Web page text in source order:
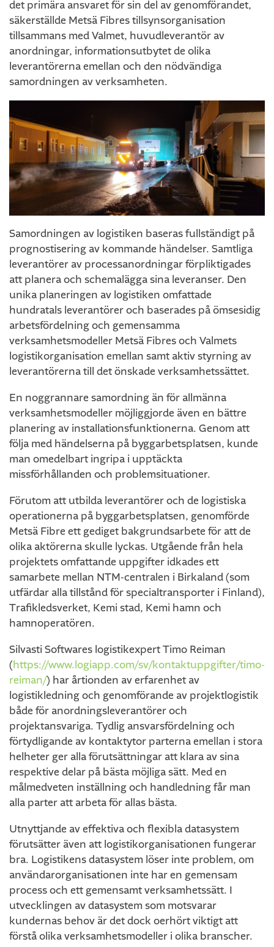
det primära ansvaret för sin del av genomförandet,
säkerställde Metsä Fibres tillsynsorganisation
tillsammans med Valmet, huvudleverantör av
anordningar, informationsutbytet de olika
leverantörerna emellan och den nödvändiga
samordningen av verksamheten.
Samordningen av logistiken baseras fullständigt på
prognostisering av kommande händelser. Samtliga
leverantörer av processanordningar förpliktigades
att planera och schemalägga sina leveranser. Den
unika planeringen av logistiken omfattade
hundratals leverantörer och baserades på ömsesidig
arbetsfördelning och gemensamma
verksamhetsmodeller Metsä Fibres och Valmets
logistikorganisation emellan samt aktiv styrning av
leverantörerna till det önskade verksamhetssättet.
En noggrannare samordning än för allmänna
verksamhetsmodeller möjliggjorde även en bättre
planering av installationsfunktionerna. Genom att
följa med händelserna på byggarbetsplatsen, kunde
man omedelbart ingripa i upptäckta
missförhållanden och problemsituationer.
Förutom att utbilda leverantörer och de logistiska
operationerna på byggarbetsplatsen, genomförde
Metsä Fibre ett gediget bakgrundsarbete för att de
olika aktörerna skulle lyckas. Utgående från hela
projektets omfattande uppgifter idkades ett
samarbete mellan NTM-centralen i Birkaland (som
utfärdar alla tillstånd för specialtransporter i Finland),
Trafikledsverket, Kemi stad, Kemi hamn och
hamnoperatören.
Silvasti Softwares logistikexpert Timo Reiman
(https://www.logiapp.com/sv/kontaktuppgifter/timo-
reiman/) har årtionden av erfarenhet av
logistikledning och genomförande av projektlogistik
både för anordningsleverantörer och
projektansvariga. Tydlig ansvarsfördelning och
förtydligande av kontaktytor parterna emellan i stora
helheter ger alla förutsättningar att klara av sina
respektive delar på bästa möjliga sätt. Med en
målmedveten inställning och handledning får man
alla parter att arbeta för allas bästa.
Utnyttjande av effektiva och flexibla datasystem
förutsätter även att logistikorganisationen fungerar
bra. Logistikens datasystem löser inte problem, om
användarorganisationen inte har en gemensam
process och ett gemensamt verksamhetssätt. I
utvecklingen av datasystem som motsvarar
kundernas behov är det dock oerhört viktigt att
förstå olika verksamhetsmodeller i olika branscher.